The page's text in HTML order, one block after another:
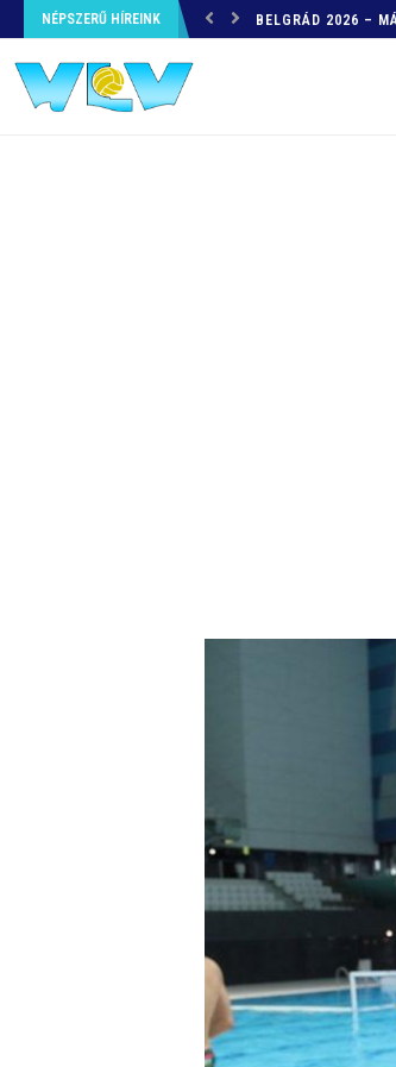
NÉPSZERŰ HÍREINK HELYZETKÉP AZ